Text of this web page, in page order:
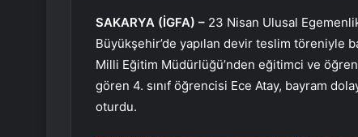
SAKARYA (İGFA) – 23 Nisan Ulusal
Büyükşehir’de yapılan devir teslim töreniyle
Milli Eğitim Müdürlüğü’nden eğitimci ve
gören 4. sınıf öğrencisi Ece Atay, bayram
oturdu.